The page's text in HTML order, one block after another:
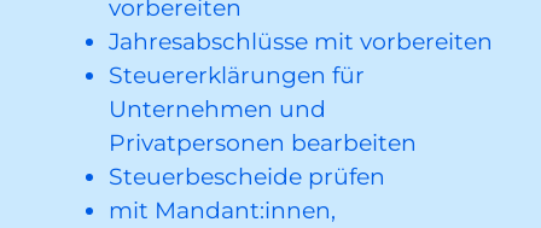
vorbereiten
Jahresabschlüsse mit vorbereiten
Steuererklärungen für
Unternehmen und
Privatpersonen bearbeiten
Steuerbescheide prüfen
mit Mandant:innen,